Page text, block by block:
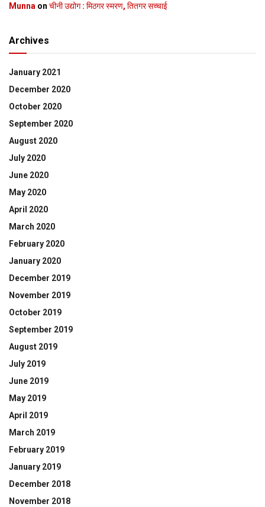
Munna on चीनी उद्योग : मिठगर स्‍मरण, तितगर सच्‍चाई
Archives
January 2021
December 2020
October 2020
September 2020
August 2020
July 2020
June 2020
May 2020
April 2020
March 2020
February 2020
January 2020
December 2019
November 2019
October 2019
September 2019
August 2019
July 2019
June 2019
May 2019
April 2019
March 2019
February 2019
January 2019
December 2018
November 2018